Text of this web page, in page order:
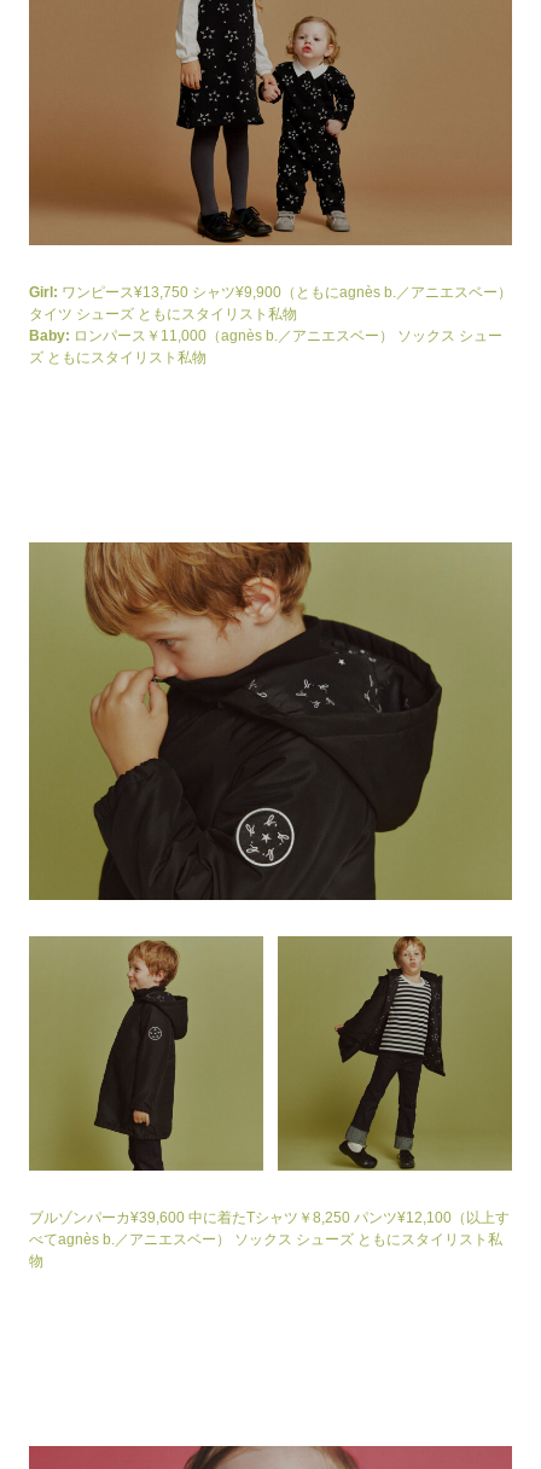
Girl: ワンピース¥13,750 シャツ¥9,900（ともにagnès b.／アニエスベー）
タイツ シューズ ともにスタイリスト私物
Baby: ロンパース￥11,000（agnès b.／アニエスベー） ソックス シュー
ズ ともにスタイリスト私物
ブルゾンパーカ¥39,600 中に着たTシャツ￥8,250 パンツ¥12,100（以上す
べてagnès b.／アニエスベー） ソックス シューズ ともにスタイリスト私
物